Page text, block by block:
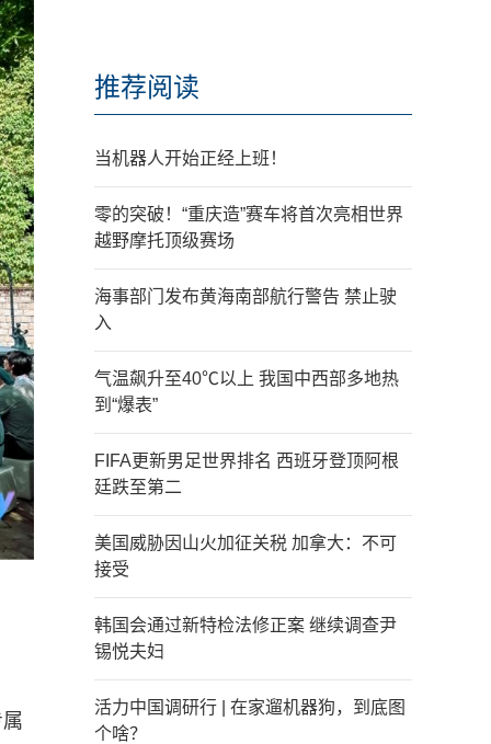
推荐阅读
当机器人开始正经上班！
零的突破！“重庆造”赛车将首次亮相世界
越野摩托顶级赛场
海事部门发布黄海南部航行警告 禁止驶
入
气温飙升至40℃以上 我国中西部多地热
到“爆表”
FIFA更新男足世界排名 西班牙登顶阿根
廷跌至第二
美国威胁因山火加征关税 加拿大：不可
接受
韩国会通过新特检法修正案 继续调查尹
锡悦夫妇
活力中国调研行 | 在家遛机器狗，到底图
个啥？